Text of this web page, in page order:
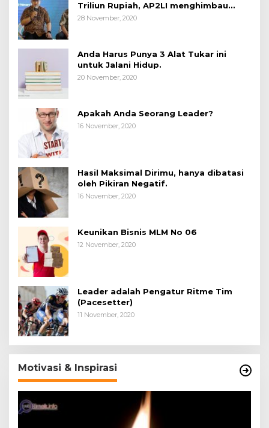
Triliun Rupiah, AP2LI menghimbau
masyarakat Waspada.
28 November, 2020
Anda Harus Punya 3 Alat Tukar ini
untuk Jalani Hidup.
20 November, 2020
Apakah Anda Seorang Leader?
16 November, 2020
Hasil Maksimal Dirimu, hanya dibatasi
oleh Pikiran Negatif.
16 November, 2020
Keunikan Bisnis MLM No 06
12 November, 2020
Leader adalah Pengatur Ritme Tim
(Pacesetter)
11 November, 2020
Motivasi & Inspirasi